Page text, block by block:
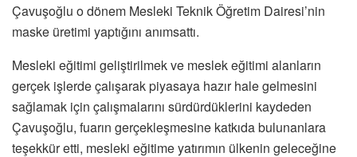
Çavuşoğlu o dönem Mesleki Teknik Öğretim Dairesi’nin
maske üretimi yaptığını anımsattı.
Mesleki eğitimi geliştirilmek ve meslek eğitimi alanların
gerçek işlerde çalışarak piyasaya hazır hale gelmesini
sağlamak için çalışmalarını sürdürdüklerini kaydeden
Çavuşoğlu, fuarın gerçekleşmesine katkıda bulunanlara
teşekkür etti, mesleki eğitime yatırımın ülkenin geleceğine